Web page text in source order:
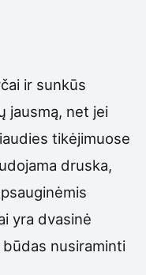
ir sunkūs
jausmą, net jei
tikėjimuose
druska,
yra dvasinė
nusiraminti